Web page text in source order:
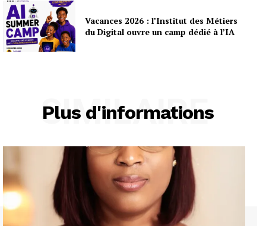
Vacances 2026 : l’Institut des Métiers
du Digital ouvre un camp dédié à l’IA
Plus d'informations
SIMILAIRE